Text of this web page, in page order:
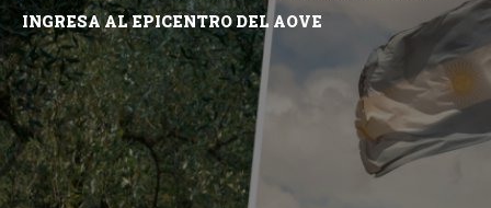
INGRESA AL EPICENTRO DEL AOVE